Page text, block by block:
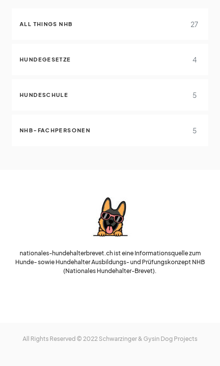
ALL THINGS NHB 27
HUNDEGESETZE 4
HUNDESCHULE 5
NHB-FACHPERSONEN 5
nationales-hundehalterbrevet.ch ist eine Informationsquelle zum
Hunde- sowie Hundehalter Ausbildungs- und Prüfungskonzept NHB
(Nationales Hundehalter-Brevet).
All Rights Reserved © 2022 Schwarzinger & Gysin Dog Projects